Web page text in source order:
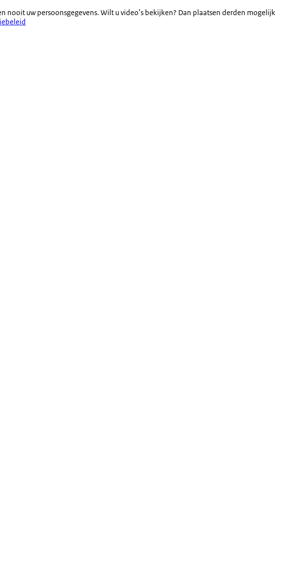
uw persoonsgegevens. Wilt u video’s bekijken? Dan plaatsen derden mogelijk